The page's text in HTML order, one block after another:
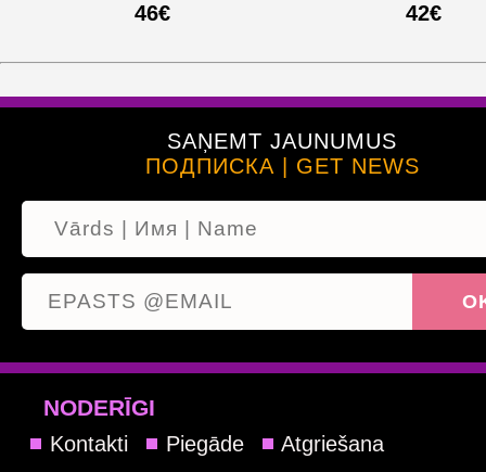
46€ 42€
SAŅEMT JAUNUMUS
ПОДПИСКА | GET NEWS
NODERĪGI
Kontakti Piegāde
Atgriešana